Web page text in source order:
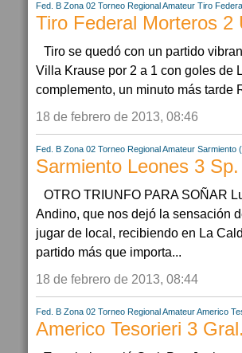
Fed. B Zona 02 Torneo Regional Amateur Tiro
Tiro Federal Morteros 2
Tiro se quedó con un partido
Villa Krause por 2 a 1 con goles de
complemento, un minuto más tarde
18 de febrero de 2013, 08:46
Fed. B Zona 02 Torneo Regional Amateur Sarmiento
Sarmiento Leones 3
OTRO TRIUNFO PARA SOÑAR
Andino, que nos dejó la sensación
jugar de local, recibiendo en La
partido más que importa...
18 de febrero de 2013, 08:44
Fed. B Zona 02 Torneo Regional AmateurAmerico
Americo Tesorieri 3